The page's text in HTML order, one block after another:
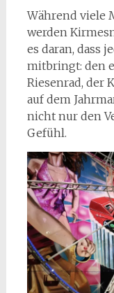
Während viele
werden
es daran, dass
mitbringt: den
Riesenrad, der
auf dem
nicht nur den
Gefühl.